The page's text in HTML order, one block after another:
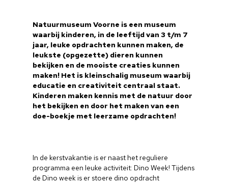
Natuurmuseum Voorne is een museum
waarbij kinderen, in de leeftijd van 3 t/m 7
jaar, leuke opdrachten kunnen maken, de
leukste (opgezette) dieren kunnen
bekijken en de mooiste creaties kunnen
maken! Het is kleinschalig museum waarbij
educatie en creativiteit centraal staat.
Kinderen maken kennis met de natuur door
het bekijken en door het maken van een
doe-boekje met leerzame opdrachten!
In de kerstvakantie is er naast het reguliere
programma een leuke activiteit: Dino Week! Tijdens
de Dino week is er stoere dino opdracht